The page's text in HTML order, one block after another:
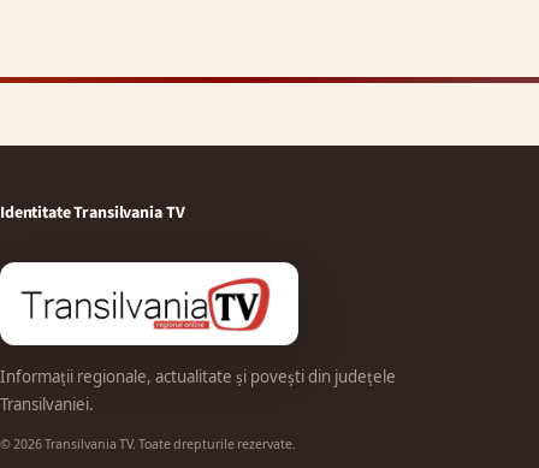
Identitate Transilvania TV
Informații regionale, actualitate și povești din județele
Transilvaniei.
© 2026 Transilvania TV. Toate drepturile rezervate.